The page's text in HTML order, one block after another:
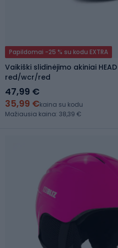
Papildomai -25 % su kodu EXTRA
Vaikiški slidinėjimo akiniai
red/wcr/red
47,99 €
35,99 €kaina su kodu
Mažiausia kaina: 38,39 €